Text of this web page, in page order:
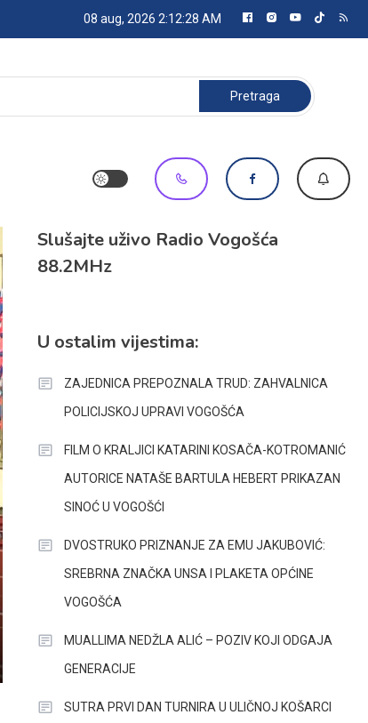
08 aug, 2026 2:12:29 AM
Pretraga:
Slušajte uživo Radio Vogošća
88.2MHz
U ostalim vijestima:
ZAJEDNICA PREPOZNALA TRUD: ZAHVALNICA
POLICIJSKOJ UPRAVI VOGOŠĆA
FILM O KRALJICI KATARINI KOSAČA-KOTROMANIĆ
AUTORICE NATAŠE BARTULA HEBERT PRIKAZAN
SINOĆ U VOGOŠĆI
DVOSTRUKO PRIZNANJE ZA EMU JAKUBOVIĆ:
SREBRNA ZNAČKA UNSA I PLAKETA OPĆINE
VOGOŠĆA
MUALLIMA NEDŽLA ALIĆ – POZIV KOJI ODGAJA
GENERACIJE
SUTRA PRVI DAN TURNIRA U ULIČNOJ KOŠARCI